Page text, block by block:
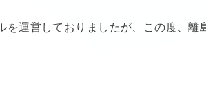
を運営しておりましたが、この度、離